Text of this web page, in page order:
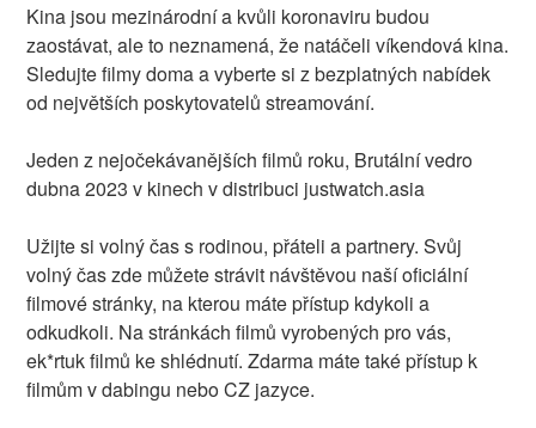
Kina jsou mezinárodní a kvůli koronaviru budou
zaostávat, ale to neznamená, že natáčeli víkendová kina.
Sledujte filmy doma a vyberte si z bezplatných nabídek
od největších poskytovatelů streamování.
Jeden z nejočekávanějších filmů roku, Brutální vedro
dubna 2023 v kinech v distribuci justwatch.asia
Užijte si volný čas s rodinou, přáteli a partnery. Svůj
volný čas zde můžete strávit návštěvou naší oficiální
filmové stránky, na kterou máte přístup kdykoli a
odkudkoli. Na stránkách filmů vyrobených pro vás,
ek*rtuk filmů ke shlédnutí. Zdarma máte také přístup k
filmům v dabingu nebo CZ jazyce.